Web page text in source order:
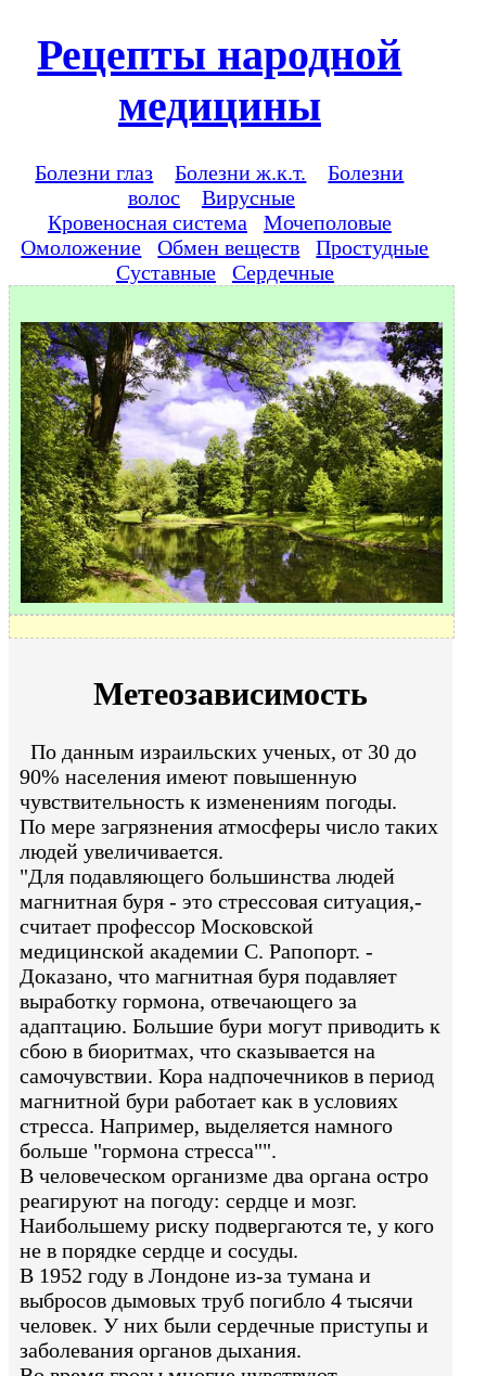
Рецепты народной
медицины
Болезни глаз Болезни ж.к.т.
Болезни
волос
Вирусные
Кровеносная система
Мочеполовые
Омоложение
Обмен веществ
Простудные
Суставные
Сердечные
Метеозависимость
По данным израильских ученых, от 30 до
90% населения имеют повышенную
чувствительность к изменениям погоды.
По мере загрязнения атмосферы число таких
людей увеличивается.
"Для подавляющего большинства людей
магнитная буря - это стрессовая ситуация,-
считает профессор Московской
медицинской академии С. Рапопорт. -
Доказано, что магнитная буря подавляет
выработку гормона, отвечающего за
адаптацию. Большие бури могут приводить к
сбою в биоритмах, что сказывается на
самочувствии. Кора надпочечников в период
магнитной бури работает как в условиях
стресса. Например, выделяется намного
больше "гормона стресса"".
В человеческом организме два органа остро
реагируют на погоду: сердце и мозг.
Наибольшему риску подвергаются те, у кого
не в порядке сердце и сосуды.
В 1952 году в Лондоне из-за тумана и
выбросов дымовых труб погибло 4 тысячи
человек. У них были сердечные приступы и
заболевания органов дыхания.